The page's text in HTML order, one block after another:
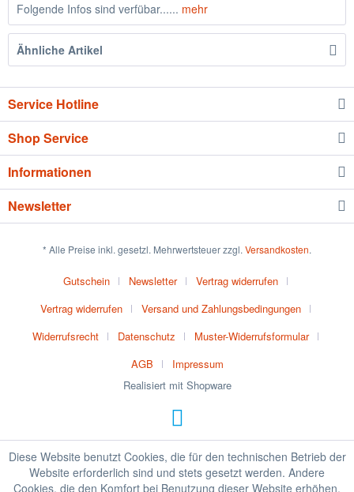
Folgende Infos sind verfübar...... mehr
Ähnliche Artikel
Service Hotline
Shop Service
Informationen
Newsletter
* Alle Preise inkl. gesetzl. Mehrwertsteuer zzgl. Versandkosten.
Gutschein Newsletter
Vertrag widerrufen
Vertrag widerrufen
Versand und Zahlungsbedingungen
Widerrufsrecht
Datenschutz
Muster-Widerrufsformular
AGB
Impressum
Realisiert mit Shopware
Diese Website benutzt Cookies, die für den technischen Betrieb der
Website erforderlich sind und stets gesetzt werden. Andere
Cookies, die den Komfort bei Benutzung dieser Website erhöhen,